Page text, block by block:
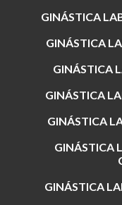
GINÁSTICA
GINÁSTICA
GINÁSTICA
GINÁSTICA
GINÁSTICA
GINÁSTICA
GINÁSTICA